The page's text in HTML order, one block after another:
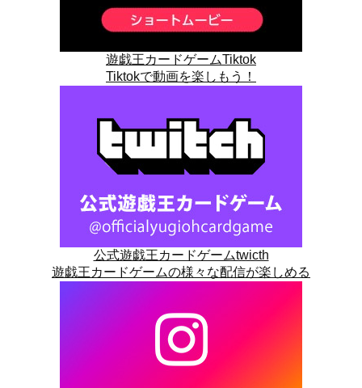
遊戯王カードゲームTiktok
Tiktokで動画を楽しもう！
公式遊戯王カードゲームtwicth
遊戯王カードゲームの様々な配信が楽しめる